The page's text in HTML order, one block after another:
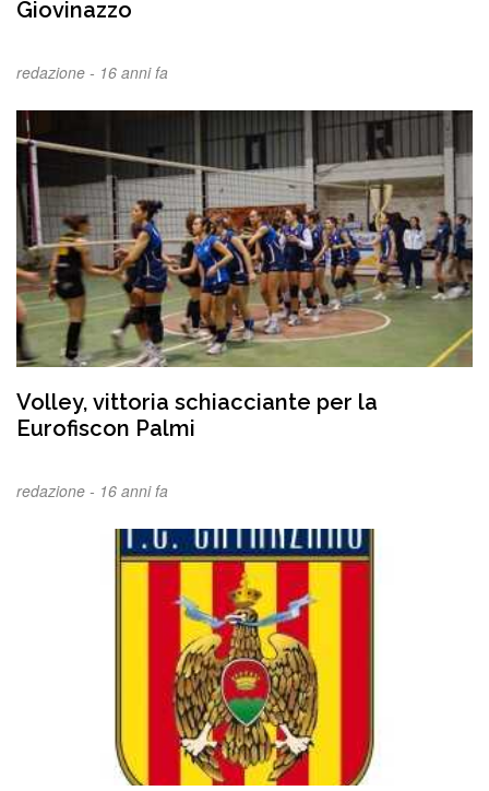
Giovinazzo
redazione - 16 anni fa
Volley, vittoria schiacciante per la
Eurofiscon Palmi
redazione - 16 anni fa